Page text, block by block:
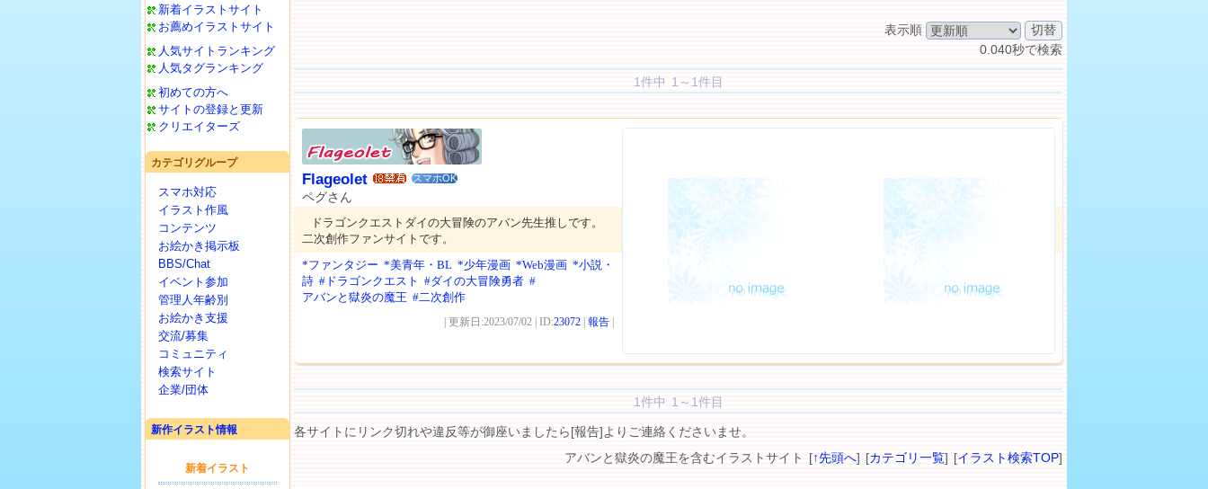
新着イラストサイト
お薦めイラストサイト
人気サイトランキング
人気タグランキング
初めての方へ
サイトの登録と更新
クリエイターズ
カテゴリグループ
スマホ対応
イラスト作風
コンテンツ
お絵かき掲示板
BBS/Chat
イベント参加
管理人年齢別
お絵かき支援
交流/募集
コミュニティ
検索サイト
企業/団体
新作イラスト情報
表示順
0.040秒で検索
1件中 1～1件目
Flageolet スマホOK
ペグさん
ドラゴンクエストダイの大冒険のアバン先生推しです。
二次創作ファンサイトです。
*ファンタジー *美青年・BL *少年漫画 *Web漫画 *小説・
詩 #ドラゴンクエスト #ダイの大冒険勇者 #
アバンと獄炎の魔王 #二次創作
| 更新日:2023/07/02 | ID:23072 報告
1件中 1～1件目
各サイトにリンク切れや違反等が御座いましたら[報告]よりご連絡くださいませ。
アバンと獄炎の魔王を含むイラストサイト [↑先頭へ] [カテゴリ一覧] [イラスト検索TOP]